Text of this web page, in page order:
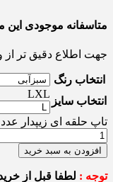
متاسفانه موجودی
جهت اطلاع دقیق تر
انتخاب رنگ
انتخاب سایز
LXL
تاپ حلقه ای زیپدار عدد
افزودن به سبد خرید
توجه : لطفا قبل از